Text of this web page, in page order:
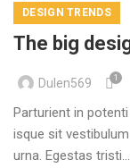
DESIGN TRENDS
The big
Dulen569 1
Parturient in
isque sit
urna. Egestas tristi...